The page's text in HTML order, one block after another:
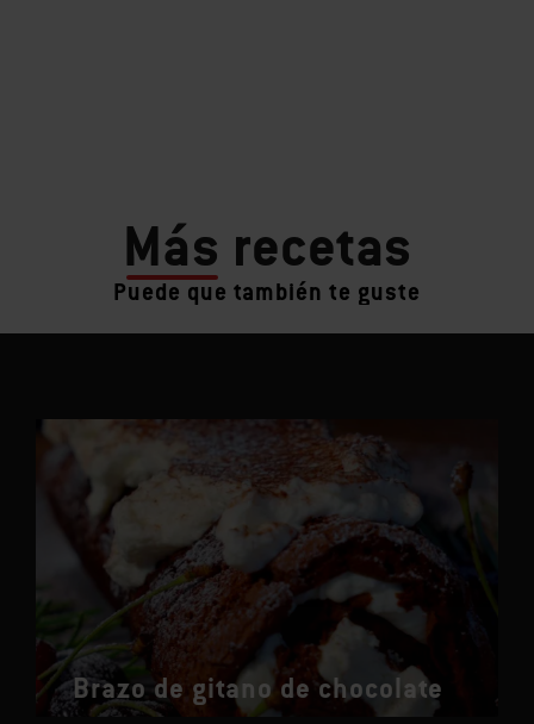
Más recetas
Puede que también te guste
Brazo de gitano de chocolate